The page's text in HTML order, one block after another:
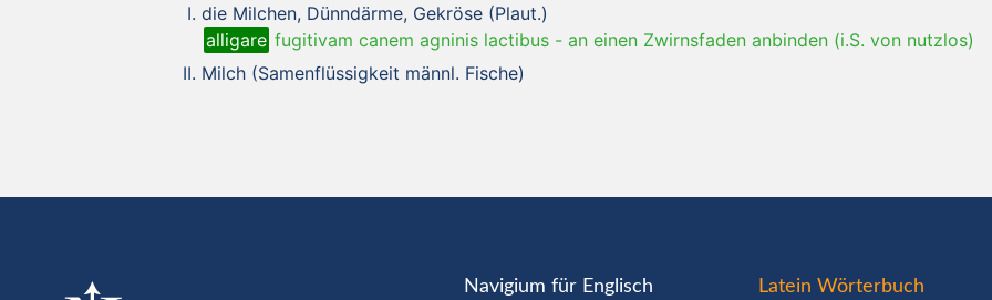
die Milchen, Dünndärme, Gekröse (Plaut.)
alligare fugitivam canem agninis lactibus - an einen Zwirnsfaden anbinden (i.S. von nutzlos)
Milch (Samenflüssigkeit männl. Fische)
Navigium für Englisch Latein Wörterbuch